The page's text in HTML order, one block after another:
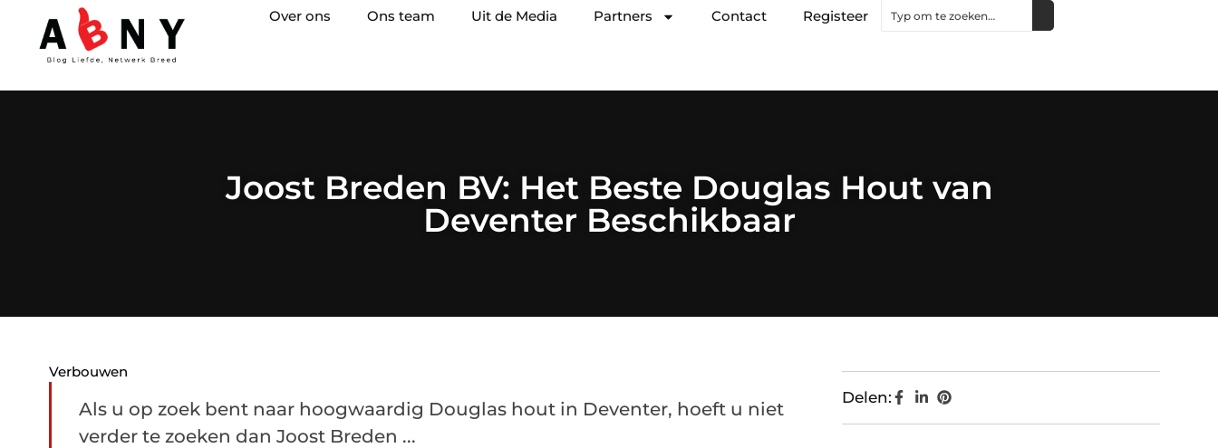
Over ons Ons team Uit de Media Partners Contact Registeer
Joost Breden BV: Het Beste Douglas Hout van
Deventer Beschikbaar
Verbouwen
Als u op zoek bent naar hoogwaardig Douglas hout in Deventer, hoeft u niet
verder te zoeken dan Joost Breden ...
Delen: